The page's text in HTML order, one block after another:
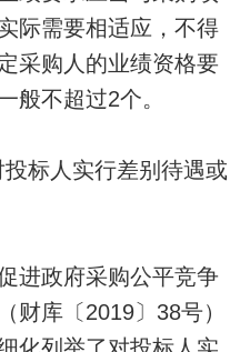
际需要相适应，不得
采购人的业绩资格要
般不超过2个。
标人实行差别待遇或
进政府采购公平竞争
财库〔2019〕38号）